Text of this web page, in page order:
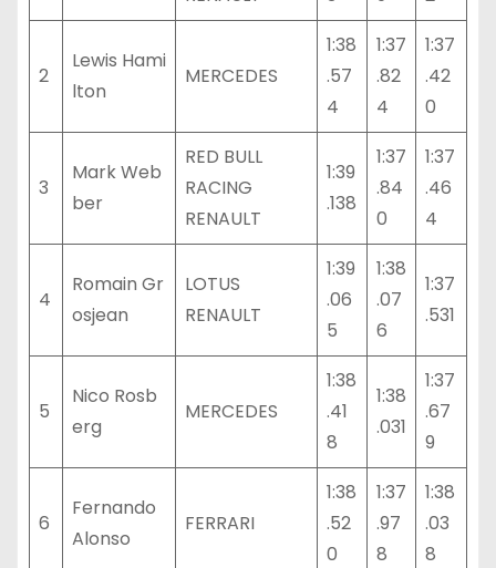
2
Lewis Hami
lton
MERCEDES
1:38
.57
4
1:37
.82
4
1:37
.42
0
3
Mark Web
ber
RED BULL
RACING
RENAULT
1:39
.138
1:37
.84
0
1:37
.46
4
4
Romain Gr
osjean
LOTUS
RENAULT
1:39
.06
5
1:38
.07
6
1:37
.531
5
Nico Rosb
erg
MERCEDES
1:38
.41
8
1:38
.031
1:37
.67
9
6
Fernando
Alonso
FERRARI
1:38
.52
0
1:37
.97
8
1:38
.03
8